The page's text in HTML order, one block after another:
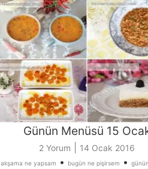
Günün Menüsü 15
2 Yorum 14 Ocak 2016
akşama ne yapsam • bugün ne pişirsem •